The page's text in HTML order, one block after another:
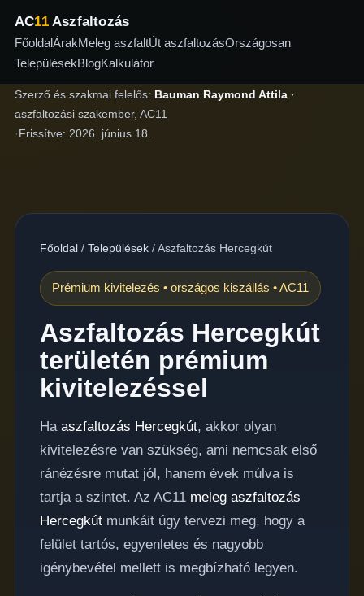
AC11Aszfaltozás
FőoldalÁrakMeleg aszfaltÚt aszfaltozásOrszágosan
TelepülésekBlogKalkulátor
Szerző és szakmai felelős: Bauman Raymond Attila·
aszfaltozási szakember, AC11
·Frissítve: 2026. június 18.
Főoldal/ Települések/Aszfaltozás Hercegkút
Prémium kivitelezés • országos kiszállás • AC11
Aszfaltozás Hercegkút
területén prémium
kivitelezéssel
Ha aszfaltozás Hercegkút, akkor olyan
kivitelezésre van szükség, ami nemcsak első
ránézésre mutat jól, hanem évek múlva is
tartja a szintet. Az AC11 meleg aszfaltozás
Hercegkútmunkáit úgy tervezi meg, hogy a
felület tartós, egyenletes és nagyobb
igénybevétel mellett is megbízható legyen.